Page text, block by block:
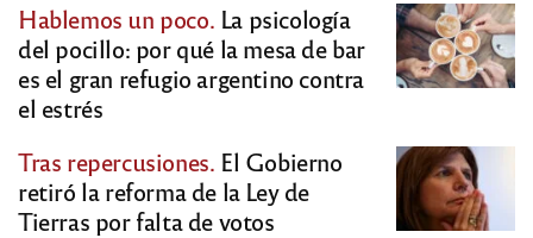
Hablemos un poco. La psicología
del pocillo: por qué la mesa de bar
es el gran refugio argentino contra
el estrés
Tras repercusiones. El Gobierno
retiró la reforma de la Ley de
Tierras por falta de votos